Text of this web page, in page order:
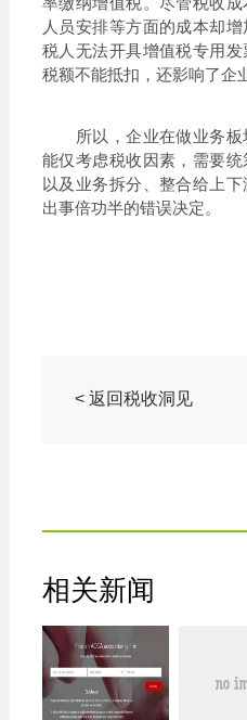
人员安排等方面的成本却
税人无法开具增值税专用
税额不能抵扣，还影响了企
所以，企业在做业务板
能仅考虑税收因素，需要统
以及业务拆分、整合给上
出事倍功半的错误决定。
< 返回税收洞见
相关新闻